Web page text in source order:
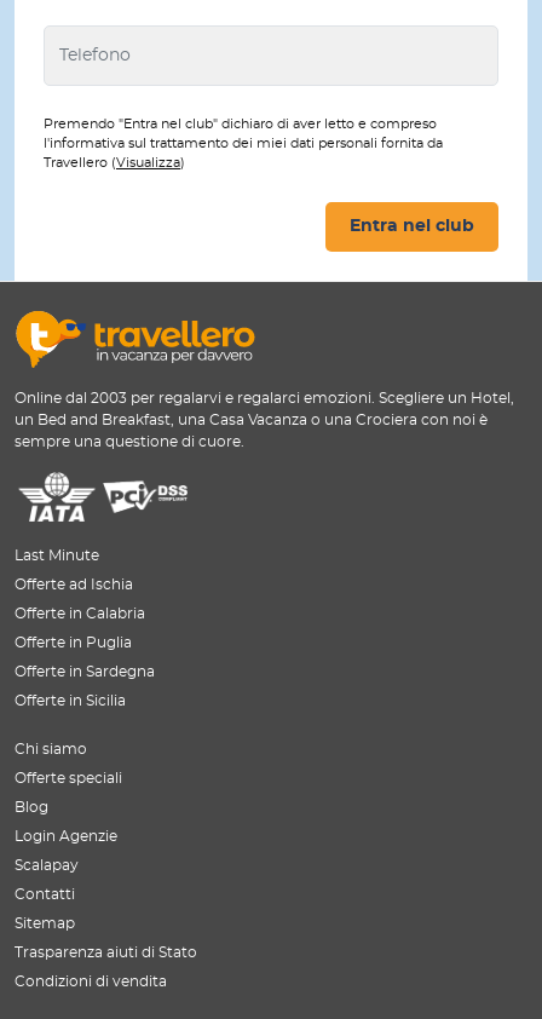
Premendo "Entra nel club" dichiaro di aver letto e compreso
l'informativa sul trattamento dei miei dati personali fornita da
Travellero (Visualizza)
Entra nel club
Online dal 2003 per regalarvi e regalarci emozioni. Scegliere un Hotel,
un Bed and Breakfast, una Casa Vacanza o una Crociera con noi è
sempre una questione di cuore.
Last Minute
Offerte ad Ischia
Offerte in Calabria
Offerte in Puglia
Offerte in Sardegna
Offerte in Sicilia
Chi siamo
Offerte speciali
Blog
Login Agenzie
Scalapay
Contatti
Sitemap
Trasparenza aiuti di Stato
Condizioni di vendita